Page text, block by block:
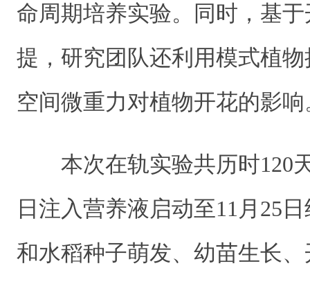
命周期培养实验。同时，基
提，研究团队还利用模式植
空间微重力对植物开花的影响
本次在轨实验共历时120天
日注入营养液启动至11月25
和水稻种子萌发、幼苗生长